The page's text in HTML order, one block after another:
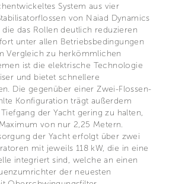
System aus vier
von Naiad Dynamics
die das Rollen deutlich reduzieren
unter allen Betriebsbedingungen
Vergleich zu herkömmlichen
ist die elektrische Technologie
und bietet schnellere
Die gegenüber einer Zwei-Flossen-
Konfiguration trägt außerdem
der Yacht gering zu halten,
von nur 2,25 Metern.
der Yacht erfolgt über zwei
mit jeweils 118 kW, die in eine
integriert sind, welche an einen
der neuesten